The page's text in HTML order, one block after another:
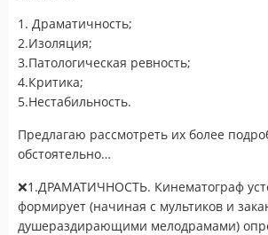
1. Драматичность;
2.Изоляция;
3.Патологическая ревность;
4.Критика;
5.Нестабильность.
Предлагаю рассмотреть их более
обстоятельно…
❌1.ДРАМАТИЧНОСТЬ. Кинематограф
формирует (начиная с мультиков и
душераздирающими мелодрамами)